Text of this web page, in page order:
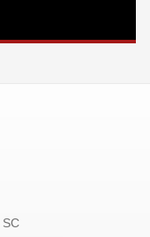
SC